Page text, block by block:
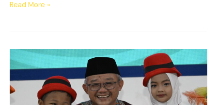
Read More »
Hadapi
Perundungan
Kemendikdasmen